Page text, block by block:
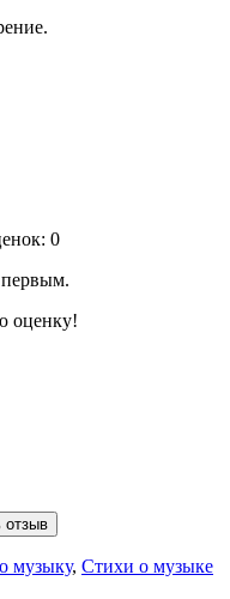
0
первым.
оценку!
отзыв
музыку, Стихи о музыке